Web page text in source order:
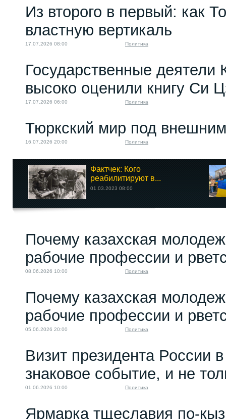
Из второго в первый: как
властную вертикаль
17.07.2026 08:00 Политика
Государственные деятели
высоко оценили книгу Си
17.07.2026 06:00 Политика
Тюркский мир под
16.07.2026 20:00 Политика
Фактчек: Кого
реабилитируют в...
01.03.2023 08:00
Почему казахская
рабочие профессии и
08.06.2026 10:00 Политика
Почему казахская
рабочие профессии и
05.06.2026 20:00 Политика
Визит президента России
знаковое событие, и не
01.06.2026 10:00 Политика
Ярмарка тщеславия по-